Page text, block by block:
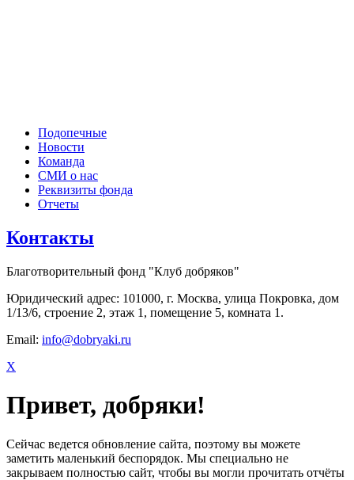
Подопечные
Новости
Команда
СМИ о нас
Реквизиты фонда
Отчеты
Контакты
Благотворительный фонд "Клуб добряков"
Юридический адрес: 101000, г. Москва, улица Покровка, дом
1/13/6, строение 2, этаж 1, помещение 5, комната 1.
Email: info@dobryaki.ru
X
Привет, добряки!
Сейчас ведется обновление сайта, поэтому вы можете
заметить маленький беспорядок. Мы специально не
закрываем полностью сайт, чтобы вы могли прочитать отчёты